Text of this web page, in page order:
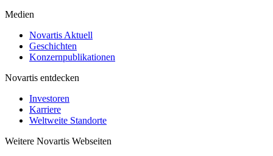
Medien
Novartis Aktuell
Geschichten
Konzernpublikationen
Novartis entdecken
Investoren
Karriere
Weltweite Standorte
Weitere Novartis Webseiten